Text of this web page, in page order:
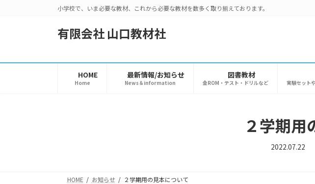
へ
ョ
小学校で、いま必要な教材、これから必要な教材を数多く取り揃えております。
有限会社 山口教材社
HOME
Home
最新情報/お知らせ
News＆information
図書教材
金ROM・テスト・ドリルなど 実験セット
２学期用
2022.07.22
HOME お知らせ ２学期用の見本について